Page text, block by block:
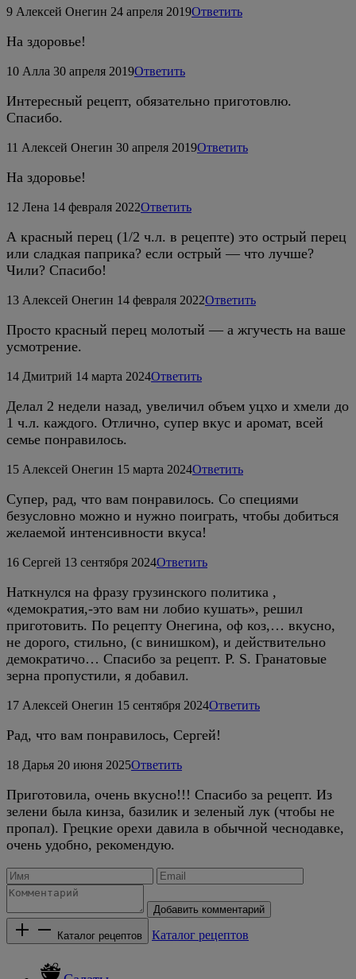
9 Алексей Онегин 24 апреля 2019Ответить
На здоровье!
10 Алла 30 апреля 2019Ответить
Интересный рецепт, обязательно приготовлю.
Спасибо.
11 Алексей Онегин 30 апреля 2019Ответить
На здоровье!
12 Лена 14 февраля 2022Ответить
А красный перец (1/2 ч.л. в рецепте) это острый перец
или сладкая паприка? если острый — что лучше?
Чили? Спасибо!
13 Алексей Онегин 14 февраля 2022Ответить
Просто красный перец молотый — а жгучесть на ваше
усмотрение.
14 Дмитрий 14 марта 2024Ответить
Делал 2 недели назад, увеличил объем уцхо и хмели до
1 ч.л. каждого. Отлично, супер вкус и аромат, всей
семье понравилось.
15 Алексей Онегин 15 марта 2024Ответить
Супер, рад, что вам понравилось. Со специями
безусловно можно и нужно поиграть, чтобы добиться
желаемой интенсивности вкуса!
16 Сeргeй 13 сентября 2024Ответить
Наткнулся на фразу грузинского политика ,
«демократия,-это вам ни лобио кушать», решил
приготовить. По рецепту Онегина, оф коз,… вкусно,
не дорого, стильно, (с винишком), и действительно
демократичо… Спасибо за рецепт. P. S. Гранатовые
зерна пропустили, я добавил.
17 Алексей Онегин 15 сентября 2024Ответить
Рад, что вам понравилось, Сергей!
18 Дарья 20 июня 2025Ответить
Приготовила, очень вкусно!!! Спасибо за рецепт. Из
зелени была кинза, базилик и зеленый лук (чтобы не
пропал). Грецкие орехи давила в обычной чеснодавке,
очень удобно, рекомендую.
Добавить комментарий
Каталог рецептов Каталог рецептов